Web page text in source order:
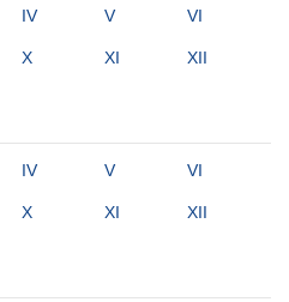
IV V VI
X XI XII
IV V VI
X XI XII